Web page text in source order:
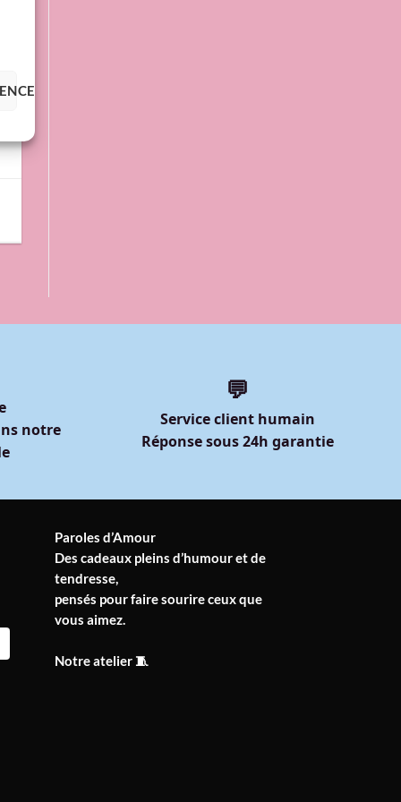
notre
💬
Service client humain
Réponse sous 24h garantie
Paroles d’Amour
Des cadeaux pleins d’humour et de
tendresse,
pensés pour faire sourire ceux que
vous aimez.
Notre atelier 🧵